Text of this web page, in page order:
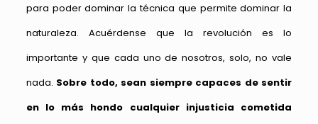
para poder dominar la técnica que permite dominar la
naturaleza. Acuérdense que la revolución es lo
importante y que cada uno de nosotros, solo, no vale
nada. Sobre todo, sean siempre capaces de sentir
en lo más hondo cualquier injusticia cometida